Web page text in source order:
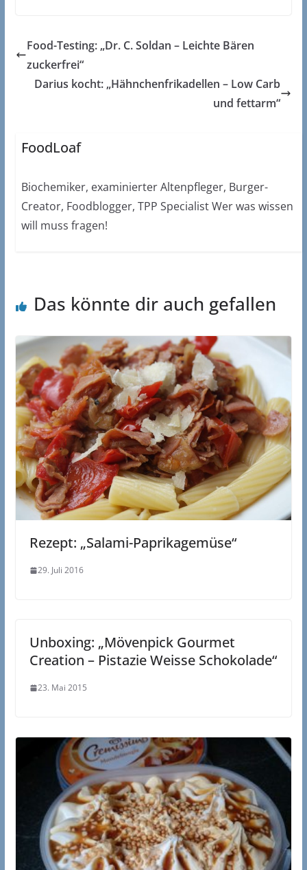
Food-Testing: „Dr. C. Soldan – Leichte Bären
zuckerfrei“
Darius kocht: „Hähnchenfrikadellen – Low Carb
und fettarm“
FoodLoaf
Biochemiker, examinierter Altenpfleger, Burger-
Creator, Foodblogger, TPP Specialist Wer was wissen
will muss fragen!
Das könnte dir auch gefallen
Rezept: „Salami-Paprikagemüse“
29. Juli 2016
Unboxing: „Mövenpick Gourmet
Creation – Pistazie Weisse Schokolade“
23. Mai 2015